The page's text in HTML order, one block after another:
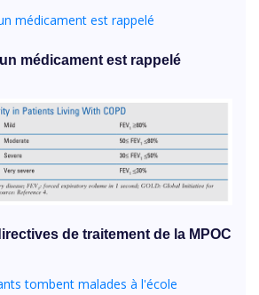
médicament est rappelé
de traitement de la MPOC